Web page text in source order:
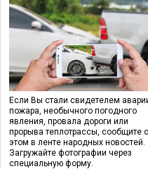
Если Вы стали свидетелем
пожара, необычного погодного
явления, провала дороги или
прорыва теплотрассы, сообщите
этом в ленте народных новостей.
Загружайте фотографии через
специальную форму.